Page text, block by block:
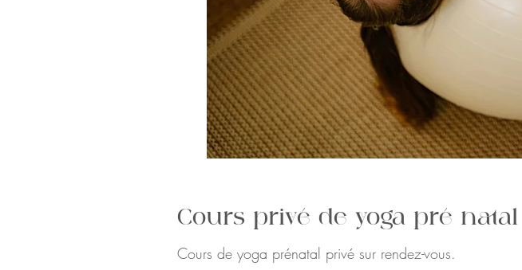
Cours privé de yoga pré natal
Cours de yoga prénatal privé sur rendez-vous.